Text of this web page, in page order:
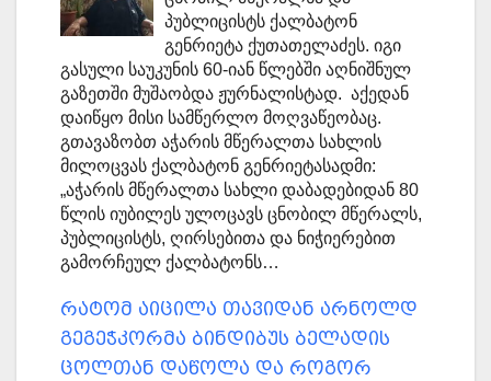
პუბლიცისტს ქალბატონ
გენრიეტა ქუთათელაძეს. იგი
გასული საუკუნის 60-იან წლებში აღნიშნულ
გაზეთში მუშაობდა ჟურნალისტად. აქედან
დაიწყო მისი სამწერლო მოღვაწეობაც.
გთავაზობთ აჭარის მწერალთა სახლის
მილოცვას ქალბატონ გენრიეტასადმი:
„აჭარის მწერალთა სახლი დაბადებიდან 80
წლის იუბილეს ულოცავს ცნობილ მწერალს,
პუბლიცისტს, ღირსებითა და ნიჭიერებით
გამორჩეულ ქალბატონს…
რატომ აიცილა თავიდან არნოლდ
გეგეჭკორმა ბინდიბუს ბელადის
ცოლთან დაწოლა და როგორ